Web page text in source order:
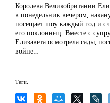
Королева Великобритании
в понедельник вечером,
посещает шоу каждый год и
его поклонниц. Вместе с
Елизавета осмотрела сады,
войне…
Теги: